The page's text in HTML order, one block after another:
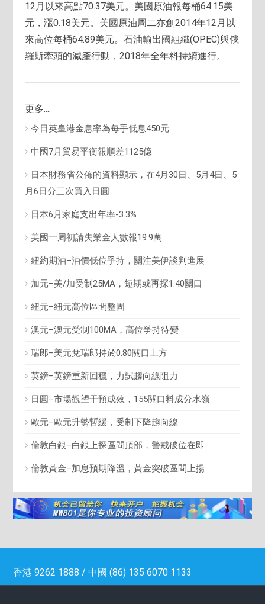
12月以來高點70.37美元。美國原油報每桶64.15美
元，漲0.18美元。美國原油周二亦創2014年12月以
來高位每桶64.89美元。石油輸出國組織(OPEC)與俄
羅斯牽頭的減產行動，2018年全年料持續進行。
更多....
今日英皇港金息率為每手低息450元
中國7月貿易平衡報順差1125億
日本財務省公佈的資料顯示，在4月30日、5月4日、5
月6日分三次買入日圓
日本6月家庭支出年率-3.3%
美國一周初請失業金人數報19.9萬
紐約期油–油價低位爭持，關注美伊談判進展
加元–美/加受制25MA，短期或再探1.40關口
紐元–紐元高位區間整固
澳元–澳元受制100MA，高位爭持待變
瑞郎–美元兌瑞郎持於0.80關口上方
英鎊–英鎊重新回穩，力試趨向線阻力
日圓–市場觀望干預成效，155關口料成分水嶺
歐元–歐元升勢暫緩，受制下降趨向線
倫敦白銀–白銀上探區間頂部，警戒破位在即
倫敦黃金–加息預期降溫，黃金突破區間上揚
香港 9262 1888 / 中國 (86) 135 6070 1133